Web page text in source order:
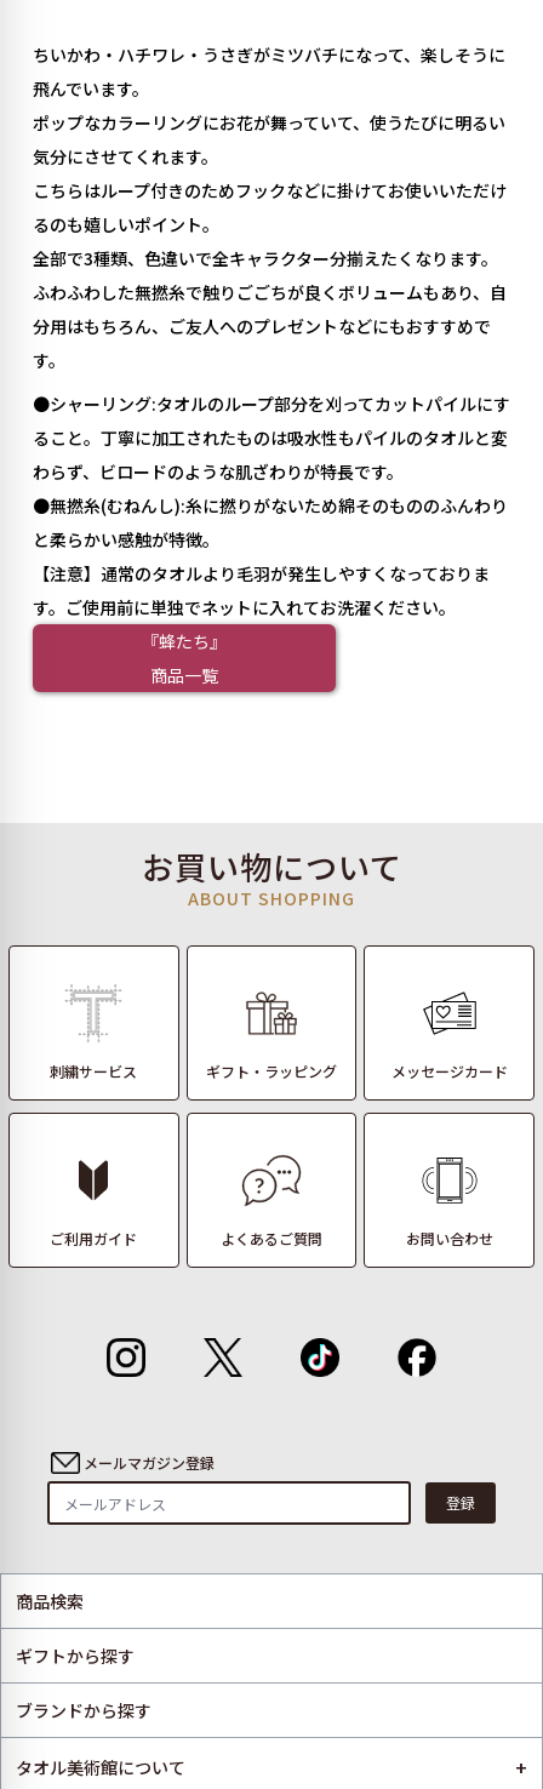
ちいかわ・ハチワレ・うさぎがミツバチになって、楽しそうに
飛んでいます。
ポップなカラーリングにお花が舞っていて、使うたびに明るい
気分にさせてくれます。
こちらはループ付きのためフックなどに掛けてお使いいただけ
るのも嬉しいポイント。
全部で3種類、色違いで全キャラクター分揃えたくなります。
ふわふわした無撚糸で触りごごちが良くボリュームもあり、自
分用はもちろん、ご友人へのプレゼントなどにもおすすめで
す。
●シャーリング:タオルのループ部分を刈ってカットパイルにす
ること。丁寧に加工されたものは吸水性もパイルのタオルと変
わらず、ビロードのような肌ざわりが特長です。
●無撚糸(むねんし):糸に撚りがないため綿そのもののふんわり
と柔らかい感触が特徴。
【注意】通常のタオルより毛羽が発生しやすくなっておりま
す。ご使用前に単独でネットに入れてお洗濯ください。
『蜂たち』
商品一覧
お買い物について
ABOUT SHOPPING
刺繍サービス ギフト・ラッピング メッセージカード
ご利用ガイド よくあるご質問 お問い合わせ
メールマガジン登録
登録
商品検索
ギフトから探す
ブランドから探す
タオル美術館について +